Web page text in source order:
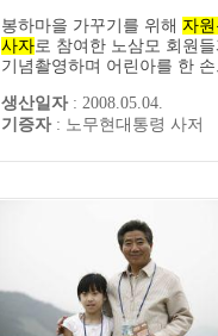
봉하마을 가꾸기를 위해 자
사자로 참여한 노삼모 회원
기념촬영하며 어린아를 한
생산일자 : 2008.05.04.
기증자 : 노무현대통령 사저